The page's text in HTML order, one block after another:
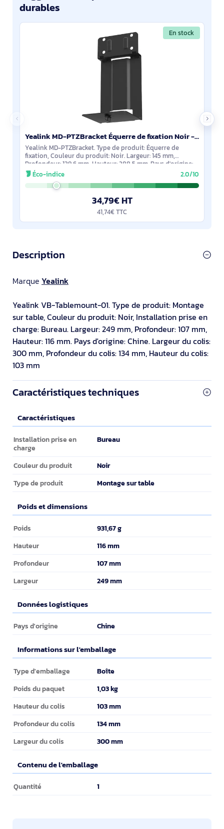
durables
En stock
Yealink MD-PTZBracket Équerre de fixation Noir - 3311112
Yealink MD-PTZBracket. Type de produit: Équerre de
fixation, Couleur du produit: Noir. Largeur: 145 mm,
Profondeur: 139,6 mm, Hauteur: 288,5 mm. Pays d'origine:
Chine. Largeur du colis: 352 mm,
Éco-indice 2.0/10
34,79€ HT
41,74€ TTC
Description
Marque Yealink
Yealink VB-Tablemount-01. Type de produit: Montage
sur table, Couleur du produit: Noir, Installation prise en
charge: Bureau. Largeur: 249 mm, Profondeur: 107 mm,
Hauteur: 116 mm. Pays d'origine: Chine. Largeur du colis:
300 mm, Profondeur du colis: 134 mm, Hauteur du colis:
103 mm
Caractéristiques techniques
Caractéristiques
Caractéristiques
Installation prise en
charge
Bureau
Couleur du produit Noir
Type de produit Montage sur table
Poids et dimensions
Poids et dimensions
Poids 931,67 g
Hauteur 116 mm
Profondeur 107 mm
Largeur 249 mm
Données logistiques
Données logistiques
Pays d'origine Chine
Informations sur l'emballage
Informations sur l'emballage
Type d'emballage Boîte
Poids du paquet 1,03 kg
Hauteur du colis 103 mm
Profondeur du colis 134 mm
Largeur du colis 300 mm
Contenu de l'emballage
Contenu de l'emballage
Quantité 1